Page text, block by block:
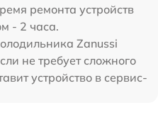
ремонта устройств
- 2 часа.
Zanussi
не требует сложного
устройство в сервис-